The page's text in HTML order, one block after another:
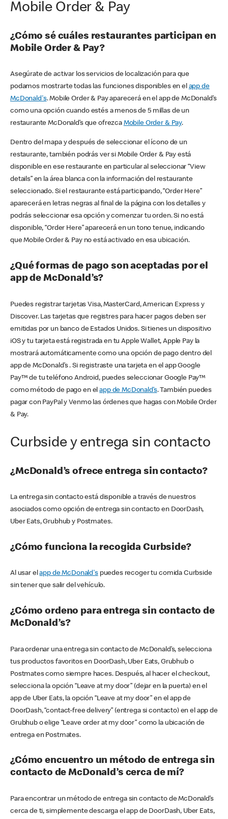
Mobile Order & Pay
¿Cómo sé cuáles restaurantes participan en
Mobile Order & Pay?
Asegúrate de activar los servicios de localización para que
podamos mostrarte todas las funciones disponibles en el app de
McDonald's. Mobile Order & Pay aparecerá en el app de McDonald’s
como una opción cuando estés a menos de 5 millas de un
restaurante McDonald’s que ofrezca Mobile Order & Pay.
Dentro del mapa y después de seleccionar el ícono de un
restaurante, también podrás ver si Mobile Order & Pay está
disponible en ese restaurante en particular al seleccionar “View
details” en la área blanca con la información del restaurante
seleccionado. Si el restaurante está participando, “Order Here”
aparecerá en letras negras al final de la página con los detalles y
podrás seleccionar esa opción y comenzar tu orden. Si no está
disponible, “Order Here” aparecerá en un tono tenue, indicando
que Mobile Order & Pay no está activado en esa ubicación.
¿Qué formas de pago son aceptadas por el
app de McDonald’s?
Puedes registrar tarjetas Visa, MasterCard, American Express y
Discover. Las tarjetas que registres para hacer pagos deben ser
emitidas por un banco de Estados Unidos. Si tienes un dispositivo
iOS y tu tarjeta está registrada en tu Apple Wallet, Apple Pay la
mostrará automáticamente como una opción de pago dentro del
app de McDonald’s . Si registraste una tarjeta en el app Google
Pay™ de tu teléfono Android, puedes seleccionar Google Pay™
como método de pago en elapp de McDonald’s. También puedes
pagar con PayPal y Venmo las órdenes que hagas con Mobile Order
& Pay.
Curbside y entrega sin contacto
¿McDonald’s ofrece entrega sin contacto?
La entrega sin contacto está disponible a través de nuestros
asociados como opción de entrega sin contacto en DoorDash,
Uber Eats, Grubhub y Postmates.
¿Cómo funciona la recogida Curbside?
Al usar elapp de McDonald'spuedes recoger tu comida Curbside
sin tener que salir del vehículo.
¿Cómo ordeno para entrega sin contacto de
McDonald’s?
Para ordenar una entrega sin contacto de McDonald’s, selecciona
tus productos favoritos en DoorDash, Uber Eats, Grubhub o
Postmates como siempre haces. Después, al hacer el checkout,
selecciona la opción “Leave at my door” (dejar en la puerta) en el
app de Uber Eats, la opción “Leave at my door” en el app de
DoorDash, “contact-free delivery” (entrega si contacto) en el app de
Grubhub o elige “Leave order at my door” como la ubicación de
entrega en Postmates.
¿Cómo encuentro un método de entrega sin
contacto de McDonald’s cerca de mí?
Para encontrar un método de entrega sin contacto de McDonald’s
cerca de ti, simplemente descarga el app de DoorDash, Uber Eats,